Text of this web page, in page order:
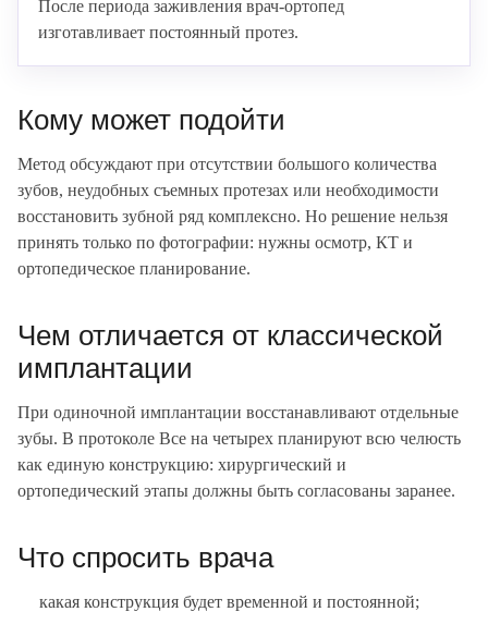
После периода заживления врач-ортопед
изготавливает постоянный протез.
Кому может подойти
Метод обсуждают при отсутствии большого количества
зубов, неудобных съемных протезах или необходимости
восстановить зубной ряд комплексно. Но решение нельзя
принять только по фотографии: нужны осмотр, КТ и
ортопедическое планирование.
Чем отличается от классической
имплантации
При одиночной имплантации восстанавливают отдельные
зубы. В протоколе Все на четырех планируют всю челюсть
как единую конструкцию: хирургический и
ортопедический этапы должны быть согласованы заранее.
Что спросить врача
какая конструкция будет временной и постоянной;